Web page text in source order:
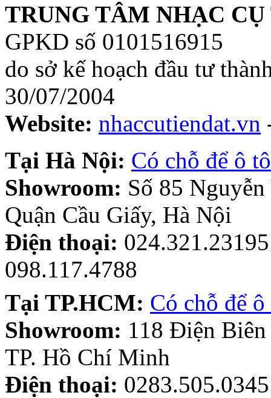
TRUNG TÂM NHẠC
GPKD số 0101516915
do sở kế hoạch đầu tư
30/07/2004
Website: nhaccutiendat.vn
Tại Hà Nội: Có chỗ để ô tô
Showroom: Số 85
Quận Cầu Giấy, Hà Nội
Điện thoại:
098.117.4788
Tại TP.HCM: Có chỗ để
Showroom: 118 Điện
TP. Hồ Chí Minh
Điện thoại: